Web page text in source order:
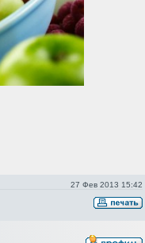
27 Фев 2013 15:42